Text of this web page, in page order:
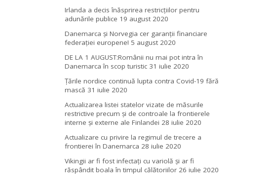
Irlanda a decis înăsprirea restricțiilor pentru
adunările publice 19 august 2020
Danemarca și Norvegia cer garanții financiare
federației europene! 5 august 2020
DE LA 1 AUGUST:Românii nu mai pot intra în
Danemarca în scop turistic 31 iulie 2020
Țările nordice continuă lupta contra Covid-19 fără
mască 31 iulie 2020
Actualizarea listei statelor vizate de măsurile
restrictive precum și de controale la frontierele
interne și externe ale Finlandei 28 iulie 2020
Actualizare cu privire la regimul de trecere a
frontierei în Danemarca 28 iulie 2020
Vikingii ar fi fost infectaţi cu variolă şi ar fi
răspândit boala în timpul călătoriilor 26 iulie 2020